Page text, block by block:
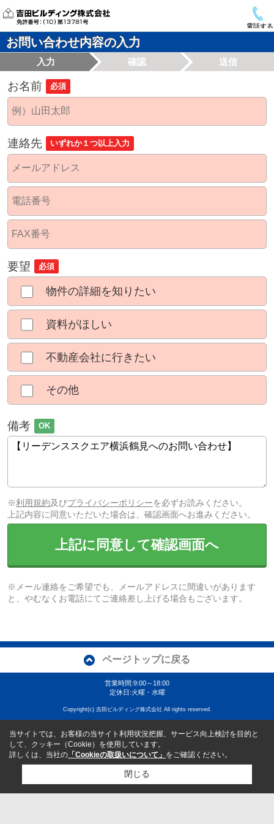
電話する
お問い合わせ内容の入力
入力 確認 送信
お名前 必須
連絡先 いずれか１つ以上入力
要望 必須
物件の詳細を知りたい
資料がほしい
不動産会社に行きたい
その他
備考 OK
※利用規約及びプライバシーポリシーを必ずお読みください。
上記内容に同意いただいた場合は、確認画面へお進みください。
上記に同意して確認画面へ
※メール連絡をご希望でも、メールアドレスに間違いがあります
と、やむなくお電話にてご連絡差し上げる場合もございます。
ページトップに戻る
営業時間:9:00～18:00
定休日:火曜・水曜
Copyright(c) 吉田ビルディング株式会社 All rights reserved.
当サイトでは、お客様の当サイト利用状況把握、サービス向上検討を目的と
して、クッキー（Cookie）を使用しています。
詳しくは、当社の 「Cookieの取扱いについて」 をご確認ください。
閉じる